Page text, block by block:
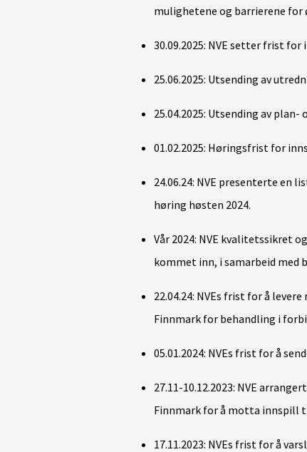
mulighetene og barrierene
30.09.2025: NVE setter frist
25.06.2025: Utsending av
25.04.2025: Utsending av
01.02.2025: Høringsfrist for
24.06.24: NVE presenterte en
høring høsten 2024.
Vår 2024: NVE kvalitetssikret
kommet inn, i samarbeid med
22.04.24: NVEs frist for å
Finnmark for behandling i
05.01.2024: NVEs frist for å
27.11-10.12.2023: NVE
Finnmark for å motta innspill
17.11.2023: NVEs frist for å